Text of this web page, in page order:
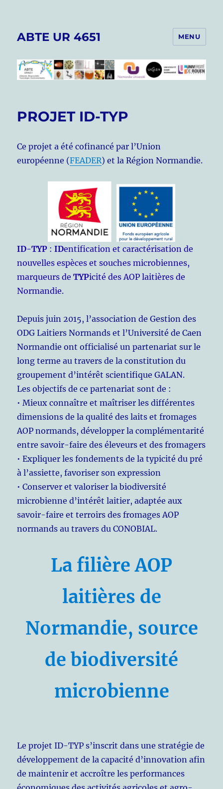
ABTE UR 4651 MENU
PROJET ID-TYP
Ce projet a été cofinancé par l’Union
européenne (FEADER) et la Région Normandie.
ID-TYP : IDentification et caractérisation de
nouvelles espèces et souches microbiennes,
marqueurs deTYPicité des AOP laitières de
Normandie.
Depuis juin 2015, l’association de Gestion des
ODG Laitiers Normands et l’Université de Caen
Normandie ont officialisé un partenariat sur le
long terme au travers de la constitution du
groupement d’intérêt scientifique GALAN.
Les objectifs de ce partenariat sont de :
• Mieux connaître et maîtriser les différentes
dimensions de la qualité des laits et fromages
AOP normands, développer la complémentarité
entre savoir-faire des éleveurs et des fromagers
• Expliquer les fondements de la typicité du pré
à l’assiette, favoriser son expression
• Conserver et valoriser la biodiversité
microbienne d’intérêt laitier, adaptée aux
savoir-faire et terroirs des fromages AOP
normands au travers du CONOBIAL.
La filière AOP
laitières de
Normandie, source
de biodiversité
microbienne
Le projet ID-TYP s’inscrit dans une stratégie de
développement de la capacité d’innovation afin
de maintenir et accroître les performances